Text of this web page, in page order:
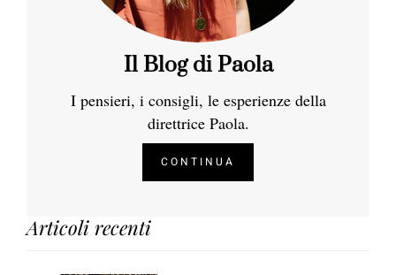
Il Blog di Paola
I pensieri, i consigli, le esperienze della
direttrice Paola.
CONTINUA
Articoli recenti